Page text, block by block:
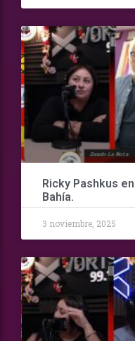
Ricky Pashkus
Bahía.
3 noviembre, 2025